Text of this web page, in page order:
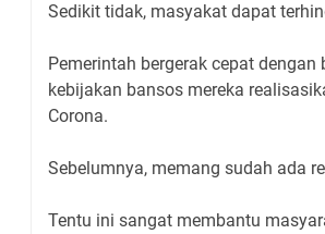
Sedikit tidak, masyakat dapat
Pemerintah bergerak cepat
kebijakan bansos mereka
Corona.
Sebelumnya, memang sudah ada
Tentu ini sangat membantu